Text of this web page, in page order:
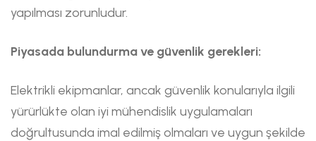
yapılması zorunludur.
Piyasada bulundurma ve güvenlik gerekleri:
Elektrikli ekipmanlar, ancak güvenlik konularıyla ilgili
yürürlükte olan iyi mühendislik uygulamaları
doğrultusunda imal edilmiş olmaları ve uygun şekilde